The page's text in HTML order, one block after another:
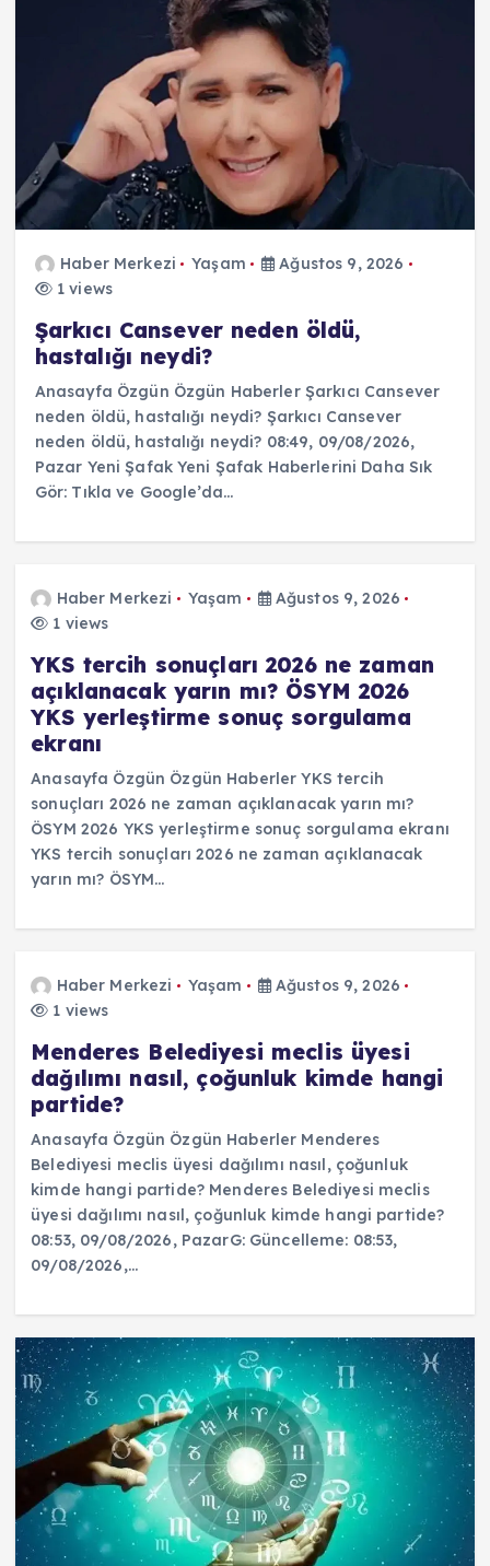
Haber Merkezi Yaşam
Ağustos 9, 2026
1 views
Şarkıcı Cansever neden öldü,
hastalığı neydi?
Anasayfa Özgün Özgün Haberler Şarkıcı Cansever
neden öldü, hastalığı neydi? Şarkıcı Cansever
neden öldü, hastalığı neydi? 08:49, 09/08/2026,
Pazar Yeni Şafak Yeni Şafak Haberlerini Daha Sık
Gör: Tıkla ve Google’da…
Haber Merkezi Yaşam
Ağustos 9, 2026
1 views
YKS tercih sonuçları 2026 ne zaman
açıklanacak yarın mı? ÖSYM 2026
YKS yerleştirme sonuç sorgulama
ekranı
Anasayfa Özgün Özgün Haberler YKS tercih
sonuçları 2026 ne zaman açıklanacak yarın mı?
ÖSYM 2026 YKS yerleştirme sonuç sorgulama ekranı
YKS tercih sonuçları 2026 ne zaman açıklanacak
yarın mı? ÖSYM…
Haber Merkezi Yaşam
Ağustos 9, 2026
1 views
Menderes Belediyesi meclis üyesi
dağılımı nasıl, çoğunluk kimde hangi
partide?
Anasayfa Özgün Özgün Haberler Menderes
Belediyesi meclis üyesi dağılımı nasıl, çoğunluk
kimde hangi partide? Menderes Belediyesi meclis
üyesi dağılımı nasıl, çoğunluk kimde hangi partide?
08:53, 09/08/2026, PazarG: Güncelleme: 08:53,
09/08/2026,…